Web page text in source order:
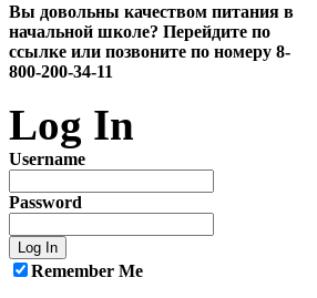
Вы довольны качеством питания в
начальной школе? Перейдите по
ссылке или позвоните по номеру 8-
800-200-34-11
Log In
Username
Password
Remember Me